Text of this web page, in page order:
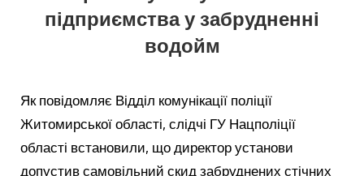
підприємства у забрудненні
водойм
Як повідомляє Відділ комунікації поліції
Житомирської області, слідчі ГУ Нацполіції
області встановили, що директор установи
допустив самовільний скид забруднених стічних